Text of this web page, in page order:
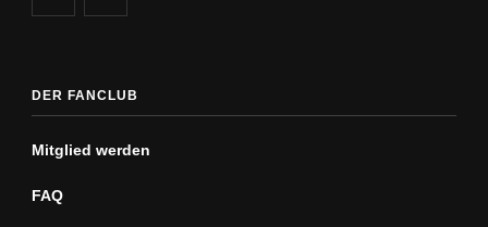
DER FANCLUB
Mitglied werden
FAQ